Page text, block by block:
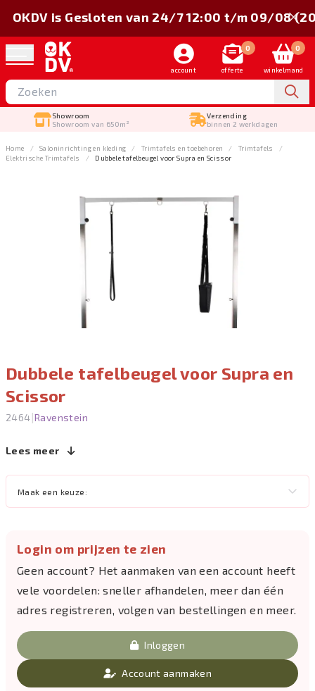
account
0
offerte
0
winkelmand
Showroom
Showroom van 650m²
Verzending
binnen 2 werkdagen
OKDV is Gesloten van 24/7 12:00 t/m 09/08
Home Salon­inrichting en kleding Trimtafels en toebehoren
Trimtafels
Elektrische Trimtafels
Dubbele tafelbeugel voor Supra en Scissor
Dubbele tafelbeugel voor Supra en
Scissor
2464 |Ravenstein
Lees meer
Maak een keuze:
Login om prijzen te zien
Geen account? Het aanmaken van een account heeft
vele voordelen: sneller afhandelen, meer dan één
adres registreren, volgen van bestellingen en meer.
Inloggen
Account aanmaken